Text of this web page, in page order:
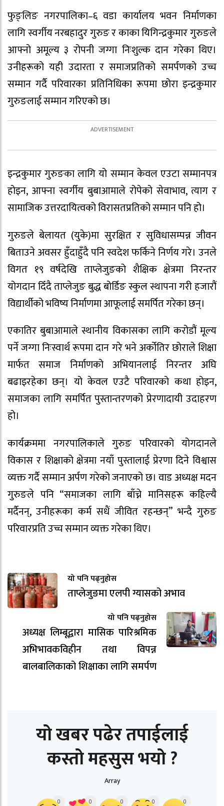
फुङ्लिङ नगरपालिका–६ वडा कार्यालय भवन निर्माणका
लागि स्वर्गीय नरबहादुर गुरुङ र काका यिगिन्द्रकुमार गुरुङले
आफ्नो अमूल्य ३ रोपनी जग्गा निःशुल्क दान गरेका थिए।
उनीहरूको यही उदारता र समाजप्रतिको समर्पणको उच्च
सम्मान गर्दै परिवारका प्रतिनिधिका रूपमा छोरा इन्द्रकुमार
गुरुङलाई सम्मान गरिएको छ।
इन्द्रकुमार गुरुङका लागि यो सम्मान केवल एउटा सम्मानपत्र
होइन, आफ्ना स्वर्गीय बुबाआमाले रोपेको सेवाभाव, त्याग र
सामाजिक उत्तरदायित्वको विरासतप्रतिको सम्मान पनि हो।
गुरुङले बेलायत (युके)मा सुरक्षित र सुविधासम्पन्न जीवन
बिताउने अवसर हुँदाहुँदै पनि स्वदेश फर्किने निर्णय गरे। उनले
विगत १९ वर्षदेखि ताप्लेजुङको शैक्षिक क्षेत्रमा निरन्तर
योगदान दिँदै ताप्लेजुङ बुद्ध बोर्डिङ स्कुल स्थापना गरी हजारौं
विद्यार्थीको भविष्य निर्माणमा आफूलाई समर्पित गरेका छन्।
एकातिर बुबाआमाले स्थानीय विकासका लागि करोडौं मूल्य
पर्ने जग्गा निःस्वार्थ रूपमा दान गरे भने अर्कोतिर छोराले शिक्षा
मार्फत समाज निर्माणको अभियानलाई निरन्तर अघि
बढाइरहेका छन्। यो केवल एउटै परिवारको कथा होइन,
समाजका लागि समर्पित पुस्तान्तरणको प्रेरणादायी उदाहरण
हो।
कार्यक्रममा नगरपालिकाले गुरुङ परिवारको योगदानले
विकास र शिक्षाको क्षेत्रमा नयाँ पुस्तालाई प्रेरणा दिने विश्वास
व्यक्त गर्दै सम्मान अर्पण गरेको जनाएको छ। वाड अध्यक्ष मदन
गुरुङले पनि “समाजका लागि बाँच्ने मानिसहरू कहिल्यै
मर्दैनन्, उनीहरूका कर्म सधैं जीवित रहन्छन्” भन्दै गुरुङ
परिवारप्रति उच्च सम्मान व्यक्त गरेका थिए।
यो पनि पढ्नुहोस
ताप्लेजुङमा एलपी ग्यासको अभाव
यो पनि पढ्नुहोस
अध्यक्ष लिम्बूद्वारा मासिक पारिश्रमिक
अभिभावकविहीन तथा विपन्न
बालबालिकाको शिक्षाका लागि समर्पण
यो खबर पढेर तपाईलाई
कस्तो महसुस भयो ?
Array
0 0 0 0 0